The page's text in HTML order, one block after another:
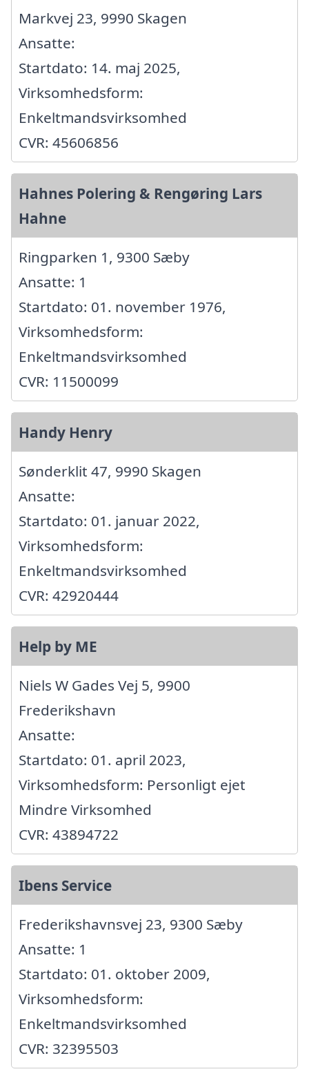
Markvej 23, 9990 Skagen
Ansatte:
Startdato: 14. maj 2025,
Virksomhedsform:
Enkeltmandsvirksomhed
CVR: 45606856
Hahnes Polering & Rengøring Lars
Hahne
Ringparken 1, 9300 Sæby
Ansatte: 1
Startdato: 01. november 1976,
Virksomhedsform:
Enkeltmandsvirksomhed
CVR: 11500099
Handy Henry
Sønderklit 47, 9990 Skagen
Ansatte:
Startdato: 01. januar 2022,
Virksomhedsform:
Enkeltmandsvirksomhed
CVR: 42920444
Help by ME
Niels W Gades Vej 5, 9900
Frederikshavn
Ansatte:
Startdato: 01. april 2023,
Virksomhedsform: Personligt ejet
Mindre Virksomhed
CVR: 43894722
Ibens Service
Frederikshavnsvej 23, 9300 Sæby
Ansatte: 1
Startdato: 01. oktober 2009,
Virksomhedsform:
Enkeltmandsvirksomhed
CVR: 32395503